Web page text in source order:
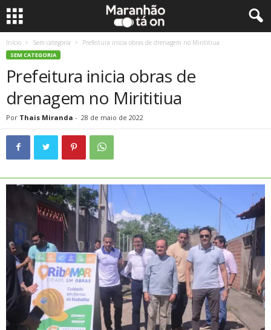
Início Sem categoria Prefeitura inicia obras de drenagem no Mirititiua
SEM CATEGORIA
Prefeitura inicia obras de
drenagem no Mirititiua
Por Thais Miranda - 28 de maio de 2022